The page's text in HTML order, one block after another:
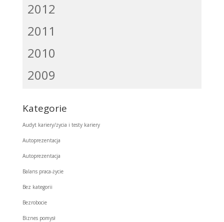
2012
2011
2010
2009
Kategorie
Audyt kariery/życia i testy kariery
Autoprezentacja
Autoprezentacja
Balans praca-życie
Bez kategorii
Bezrobocie
Biznes pomysł